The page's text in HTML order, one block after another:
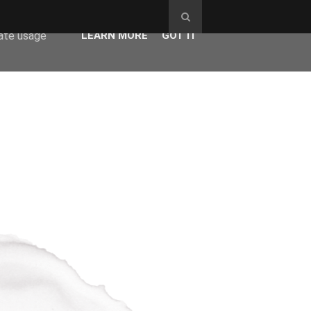
agent
usage
LEARN MORE GOT IT